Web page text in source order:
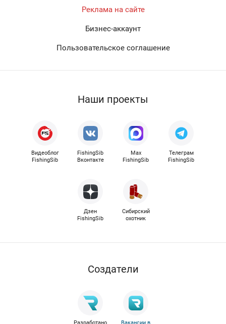
Реклама на сайте
Бизнес-аккаунт
Пользовательское соглашение
Наши проекты
Видеоблог
FishingSib
FishingSib
Вконтакте
Max
FishingSib
Телеграм
FishingSib
Дзен
FishingSib
Сибирский
охотник
Cоздатели